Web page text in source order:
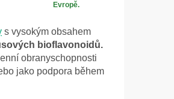
Evropě.
s vysokým obsahem
bioflavonoidů.
obranyschopnosti
jako podpora během